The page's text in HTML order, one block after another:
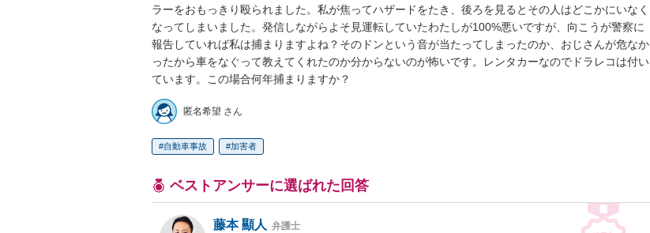
ラーをおもっきり殴られました。私が焦ってハザードをたき、後ろを見るとその人はどこかにいなく
なってしまいました。発信しながらよそ見運転していたわたしが100%悪いですが、向こうが警察に
報告していれば私は捕まりますよね？そのドンという音が当たってしまったのか、おじさんが危なか
ったから車をなぐって教えてくれたのか分からないのが怖いです。レンタカーなのでドラレコは付い
ています。この場合何年捕まりますか？
匿名希望 さん
自動車事故 加害者
ベストアンサーに選ばれた回答
藤本 顯人 弁護士